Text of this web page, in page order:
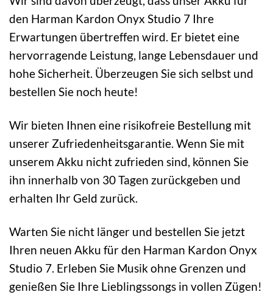
den Harman Kardon Onyx Studio 7 Ihre
Erwartungen übertreffen wird. Er bietet eine
hervorragende Leistung, lange Lebensdauer und
hohe Sicherheit. Überzeugen Sie sich selbst und
bestellen Sie noch heute!
Wir bieten Ihnen eine risikofreie Bestellung mit
unserer Zufriedenheitsgarantie. Wenn Sie mit
unserem Akku nicht zufrieden sind, können Sie
ihn innerhalb von 30 Tagen zurückgeben und
erhalten Ihr Geld zurück.
Warten Sie nicht länger und bestellen Sie jetzt
Ihren neuen Akku für den Harman Kardon Onyx
Studio 7. Erleben Sie Musik ohne Grenzen und
genießen Sie Ihre Lieblingssongs in vollen Zügen!